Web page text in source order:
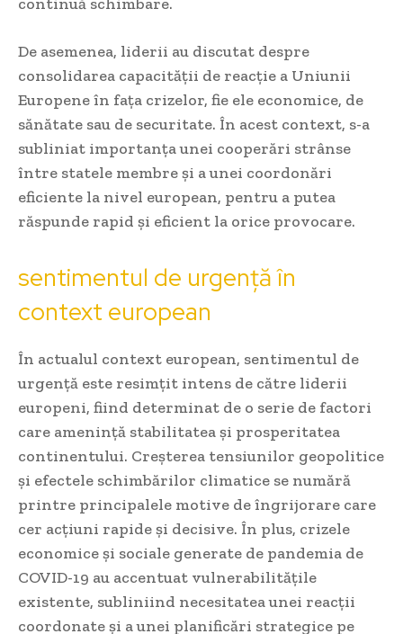
De asemenea, liderii au discutat despre
consolidarea capacității de reacție a Uniunii
Europene în fața crizelor, fie ele economice, de
sănătate sau de securitate. În acest context, s-a
subliniat importanța unei cooperări strânse
între statele membre și a unei coordonări
eficiente la nivel european, pentru a putea
răspunde rapid și eficient la orice provocare.
sentimentul de urgență în
context european
În actualul context european, sentimentul de
urgență este resimțit intens de către liderii
europeni, fiind determinat de o serie de factori
care amenință stabilitatea și prosperitatea
continentului. Creșterea tensiunilor geopolitice
și efectele schimbărilor climatice se numără
printre principalele motive de îngrijorare care
cer acțiuni rapide și decisive. În plus, crizele
economice și sociale generate de pandemia de
COVID-19 au accentuat vulnerabilitățile
existente, subliniind necesitatea unei reacții
coordonate și a unei planificări strategice pe